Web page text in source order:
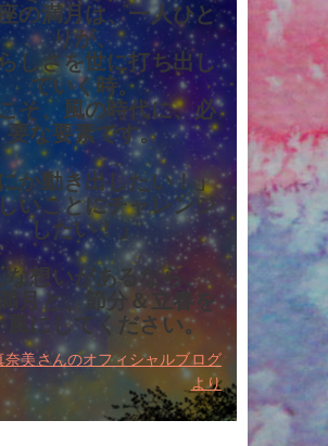
の満月は、一人ひと
りが、
しさを世に打ち出し
ていく時。
そ、風の時代に、必
要な要素です。
か動き出したい！」
いことにチャレンジ
したい！」
な想いがあるなら、
月と、節分＆立春を
風にしてください。
奈美さんのオフィシャルブログ
より